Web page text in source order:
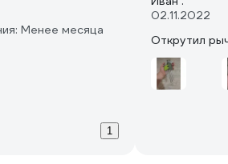
Менее месяца
1
02.11.2022
Открутил